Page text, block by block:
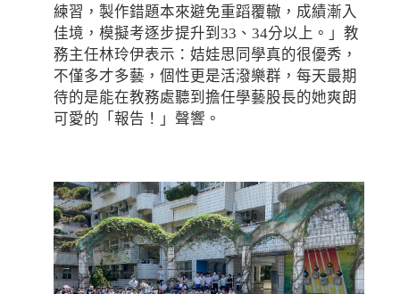
練習，製作錯題本來避免重蹈覆轍，成績漸入
佳境，模擬考逐步提升到33、34分以上。」教
務主任林玲伊表示：姞娃思同學真的很優秀，
不僅多才多藝，個性更是活潑樂群，每天最期
待的是能在教務處聽到擔任學藝股長的她爽朗
可愛的「報告！」聲響。